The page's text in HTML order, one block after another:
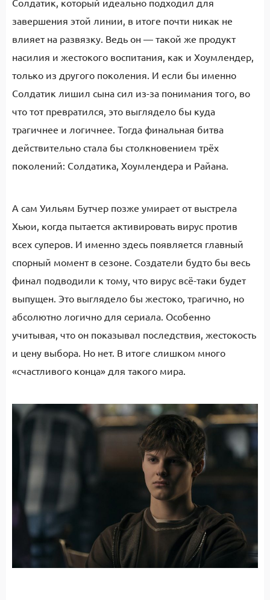
Солдатик, который идеально подходил для
завершения этой линии, в итоге почти никак не
влияет на развязку. Ведь он — такой же продукт
насилия и жестокого воспитания, как и Хоумлендер,
только из другого поколения. И если бы именно
Солдатик лишил сына сил из-за понимания того, во
что тот превратился, это выглядело бы куда
трагичнее и логичнее. Тогда финальная битва
действительно стала бы столкновением трёх
поколений: Солдатика, Хоумлендера и Райана.
А сам Уильям Бутчер позже умирает от выстрела
Хьюи, когда пытается активировать вирус против
всех суперов. И именно здесь появляется главный
спорный момент в сезоне. Создатели будто бы весь
финал подводили к тому, что вирус всё-таки будет
выпущен. Это выглядело бы жестоко, трагично, но
абсолютно логично для сериала. Особенно
учитывая, что он показывал последствия, жестокость
и цену выбора. Но нет. В итоге слишком много
«счастливого конца» для такого мира.